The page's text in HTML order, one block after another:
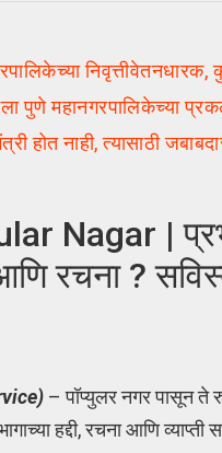
निवृत्तीवेतनधारक,
पुणे महानगरपालिकेच्या
नाही, त्यासाठी
Nagar |
रचना ?
– पॉप्युलर नगर पासून ते
हद्दी, रचना आणि